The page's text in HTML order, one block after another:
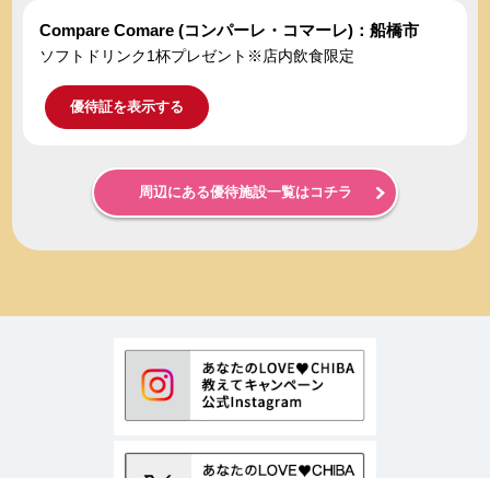
Compare Comare (コンパーレ・コマーレ)：船橋市
ソフトドリンク1杯プレゼント※店内飲食限定
優待証を表示する
周辺にある優待施設一覧はコチラ